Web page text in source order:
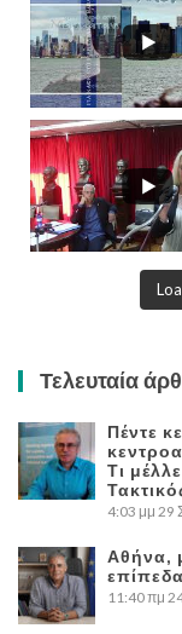
Τελευταία
Πέντε
Τι
4:03 μμ 29
Αθήνα,
11:40 πμ